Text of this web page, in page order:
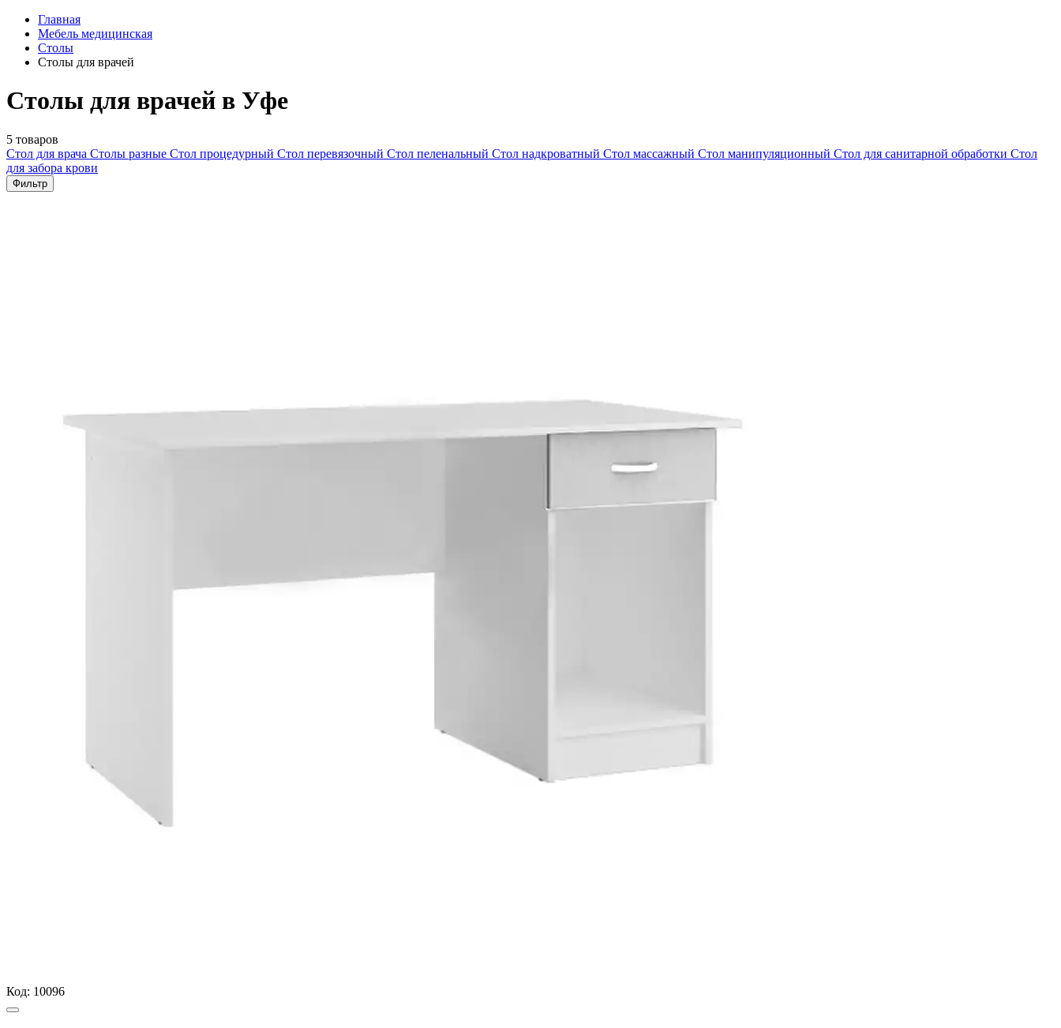
Главная
Мебель медицинская
Столы
Столы для врачей
Столы для врачей в Уфе
5 товаров
Стол для врача Столы разные Стол процедурный Стол перевязочный Стол пеленальный Стол надкроватный Стол массажный Стол манипуляционный Стол для санитарной обработки Стол
для забора крови
Фильтр
Код: 10096